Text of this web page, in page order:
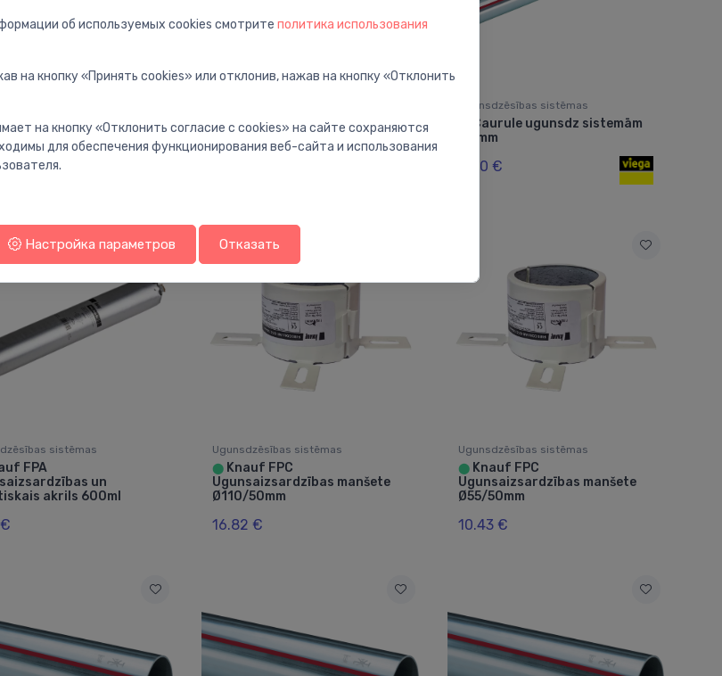
Firewrap
lente 55mm
⬤Knauf FPC
ugunsaizsardzības pārklājums
8L
Ugunsdzēsības sistēmas
Caurule ugunsdz sistemām
22 mm
6.20 €
sistēmas
FPA
un
akrils 600ml
Ugunsdzēsības sistēmas
⬤ Knauf FPC
Ugunsaizsardzības manšete
Ø110/50mm
16.82 €
Ugunsdzēsības sistēmas
⬤Knauf FPC
Ugunsaizsardzības manšete
Ø55/50mm
10.43 €
об используемых cookies смотрите политика использования
на кнопку «Принять cookies» или отклонив, нажав на кнопку «Отклонить
на кнопку «Отклонить согласие с cookies» на сайте сохраняются
для обеспечения функционирования веб-сайта и использования
Настройка параметров Отказать